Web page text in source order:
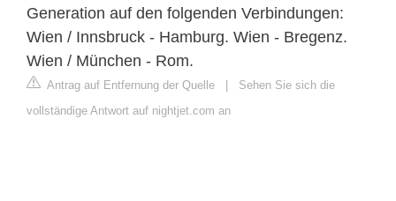
Generation auf den folgenden Verbindungen:
Wien / Innsbruck - Hamburg. Wien - Bregenz.
Wien / München - Rom.
Antrag auf Entfernung der Quelle
Sehen Sie sich die
vollständige Antwort auf nightjet.com an